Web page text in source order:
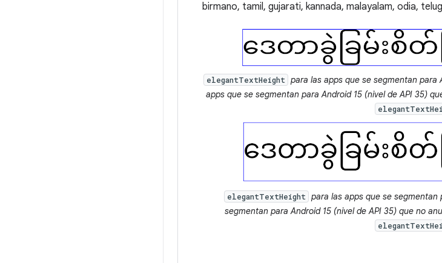
birmano, tamil, gujarati, kannada, malayalam, odia,
elegantTextHeight
para las apps que se segmentan para
apps que se segmentan para Android 15 (nivel de API 35)
elegantTextHeight
para las apps que se segmentan
segmentan para Android 15 (nivel de API 35) que no